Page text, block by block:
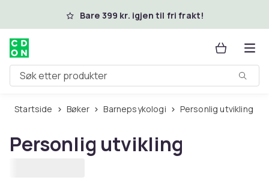
Hopp til hovedinnholdBare 399 kr. igjen til fri frakt!
Søk etter produkter
Startside Bøker Barnepsykologi Personlig utvikling
Personlig utvikling